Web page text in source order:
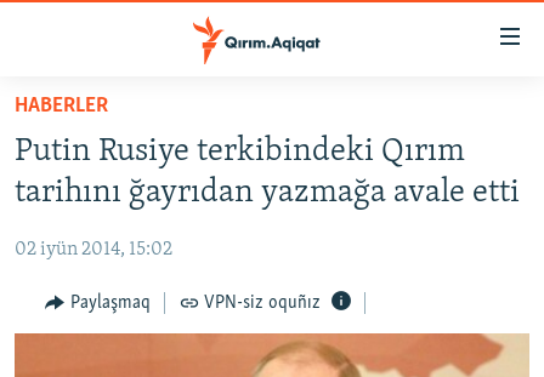
Esas
qaytmaq
Baş
qaytmaq
qaytmaq
SİYASET
İQTİSADİYAT
CEMİYET
MEDENİYET
HABERLER
Putin Rusiye terkibindeki Qırım
tarihını ğayrıdan yazmağa avale etti
02 iyün 2014, 15:02
Paylaşmaq VPN-siz oquñız